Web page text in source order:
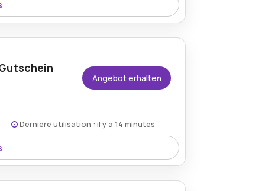
Bedingungen auf der Website des
Angebot erhalten
Dernière utilisation : il y a 14 minutes